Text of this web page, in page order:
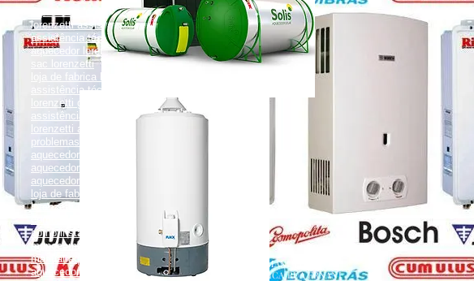
aquecedor lorenzetti vazando
lorenzetti assistência técnica
assistência técnica chuveiro lorenzetti rj
aquecedor lorenzetti não esquenta muito
sac lorenzetti
loja de fabrica lorenzetti
assistência técnica lorenzetti lapa
lorenzetti garantia
assistência técnica chuveiro lorenzetti rj
lorenzetti assistência técnica
problemas com aquecedor a gás lorenzetti
aquecedor lorenzetti manual
aquecedor a gás lorenzetti
aquecedor a gás lorenzetti 15l
loja de fabrica lorenzetti
lorenzetti garantia
como instalar aquecedor versátil lorenzetti
como instalar aquecedor lorenzetti em torneira
monocomando
manual aquecedor lorenzetti
aquecedor lorenzetti 110v
AQUECEDOR A GÁS, CONSERTO, MANUTENÇÃO,
INSTALAÇÃO, ASSISTÊNCIA TÉCNICA RUA ERNANI